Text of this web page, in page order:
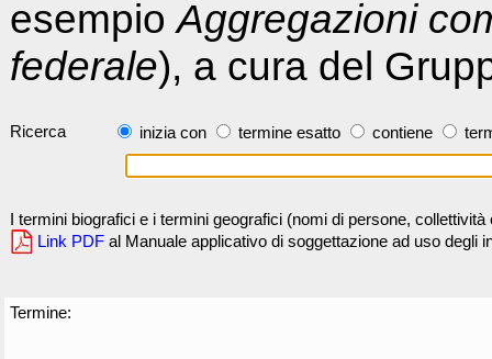
esempioAggregazioni
federale), a cura del
Ricerca inizia con termine esatto contiene
I termini biografici e i termini geografici (nomi di persone,
Link PDF al Manuale applicativo di soggettazione ad uso degli
Termine: